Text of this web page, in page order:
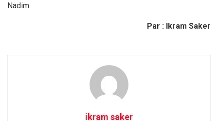
Nadim.
Par : Ikram Saker
ikram saker